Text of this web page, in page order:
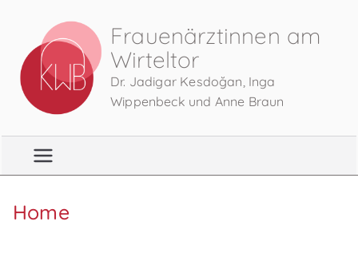
springen
Frauenärztinnen am
Wirteltor
Dr. Jadigar Kesdoğan, Inga
Wippenbeck und Anne Braun
Home